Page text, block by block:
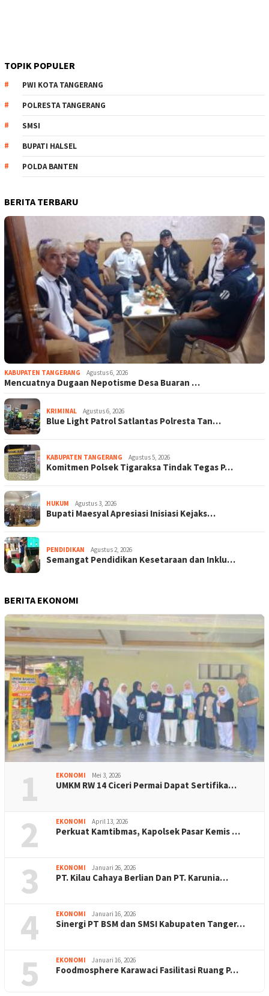
TOPIK POPULER
PWI KOTA TANGERANG
POLRESTA TANGERANG
SMSI
BUPATI HALSEL
POLDA BANTEN
BERITA TERBARU
KABUPATEN TANGERANG Agustus 6, 2026
Mencuatnya Dugaan Nepotisme Desa Buaran …
KRIMINAL Agustus 6, 2026
Blue Light Patrol Satlantas Polresta Tan…
KABUPATEN TANGERANG Agustus 5, 2026
Komitmen Polsek Tigaraksa Tindak Tegas P…
HUKUM Agustus 3, 2026
Bupati Maesyal Apresiasi Inisiasi Kejaks…
PENDIDIKAN Agustus 2, 2026
Semangat Pendidikan Kesetaraan dan Inklu…
BERITA EKONOMI
1 EKONOMI Mei 3, 2026
UMKM RW 14 Ciceri Permai Dapat Sertifika…
2 EKONOMI April 13, 2026
Perkuat Kamtibmas, Kapolsek Pasar Kemis …
3 EKONOMI Januari 26, 2026
PT. Kilau Cahaya Berlian Dan PT. Karunia…
4 EKONOMI Januari 16, 2026
Sinergi PT BSM dan SMSI Kabupaten Tanger…
5 EKONOMI Januari 16, 2026
Foodmosphere Karawaci Fasilitasi Ruang P…